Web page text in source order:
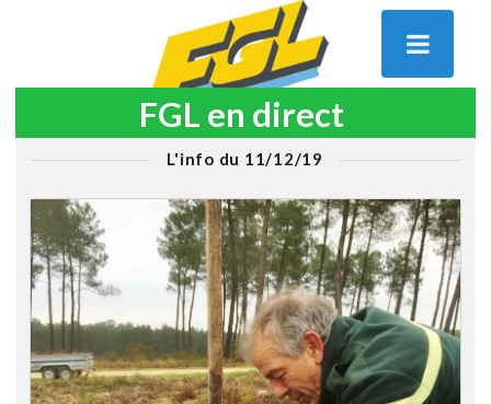
FGL en direct
L'info du 11/12/19